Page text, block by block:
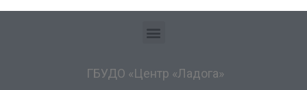
ГБУДО «Центр «Ладога»